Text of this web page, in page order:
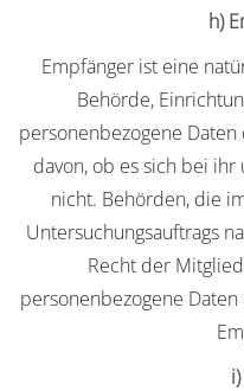
h)
Empfänger ist eine
Behörde,
personenbezogene
davon, ob es sich bei
nicht. Behörden, die
Untersuchungsauftrags
Recht der
personenbezogene